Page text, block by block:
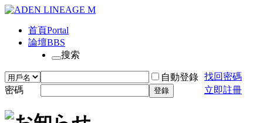
首頁Portal
論壇BBS
搜索
自動登錄 找回密碼
密碼
登錄 立即註冊